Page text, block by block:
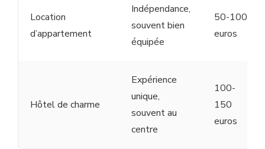
Location
d’appartement
Indépendance,
souvent bien
équipée
50-100
euros
Hôtel de charme
Expérience
unique,
souvent au
centre
100-
150
euros